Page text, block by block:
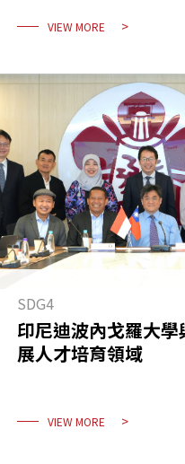
VIEW MORE
SDG4
印尼迪波內戈羅大學
展人才培育領域
VIEW MORE